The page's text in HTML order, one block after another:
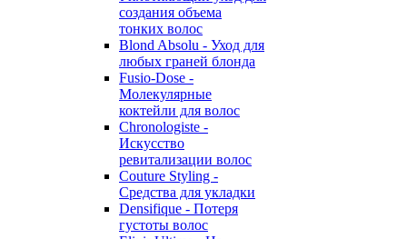
создания объема
тонких волос
Blond Absolu - Уход для
любых граней блонда
Fusio-Dose -
Молекулярные
коктейли для волос
Chronologiste -
Искусство
ревитализации волос
Couture Styling -
Средства для укладки
Densifique - Потеря
густоты волос